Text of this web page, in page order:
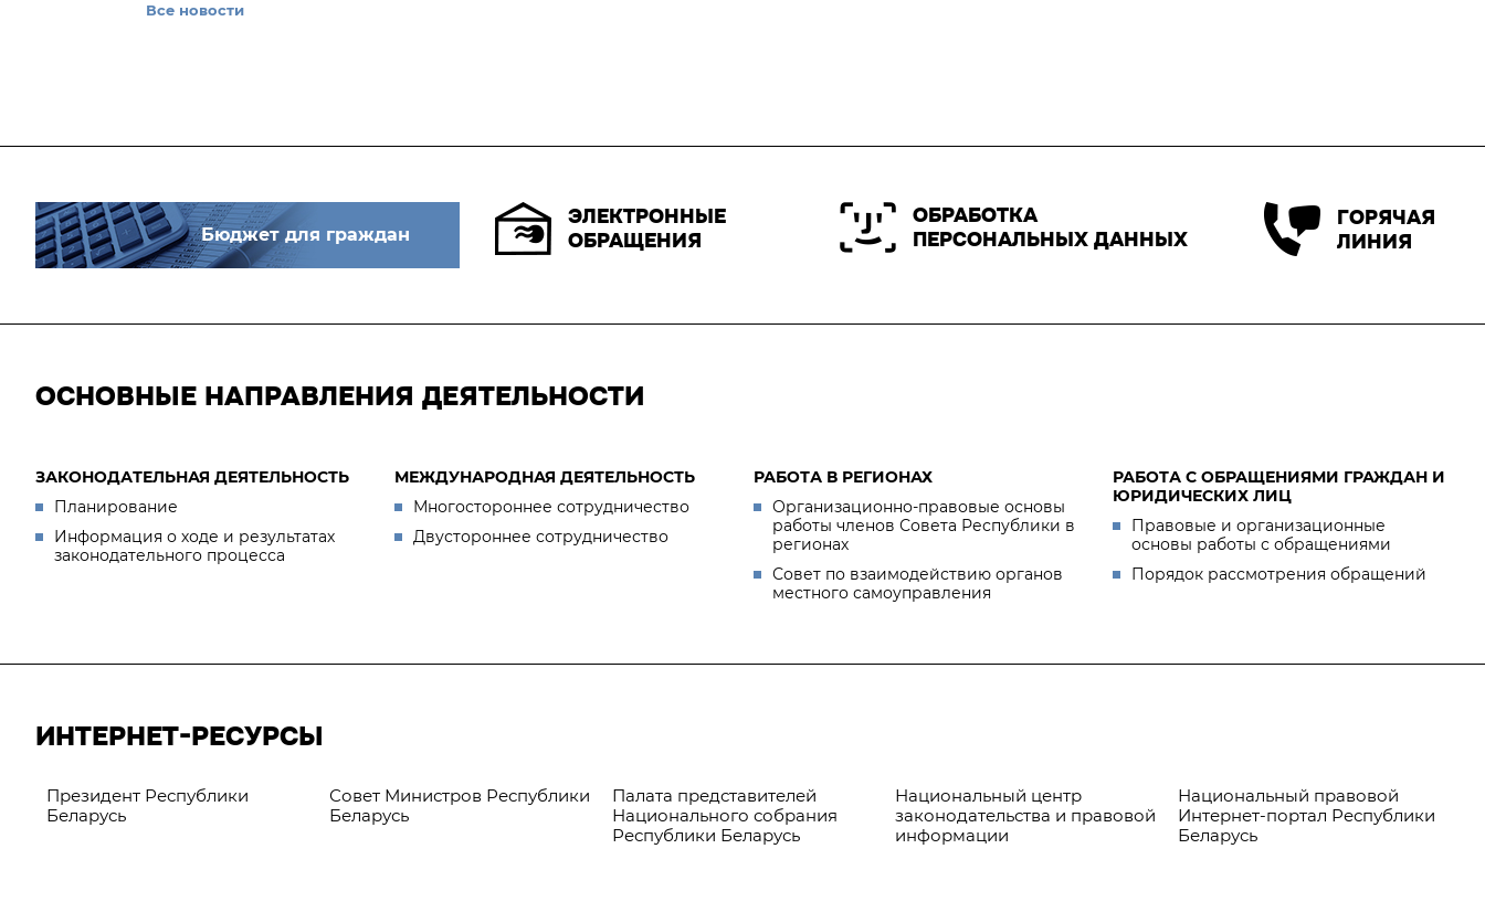
Все новости
Бюджет для граждан
ЭЛЕКТРОННЫЕ
ОБРАЩЕНИЯ
ОБРАБОТКА
ПЕРСОНАЛЬНЫХ ДАННЫХ
ГОРЯЧАЯ
ЛИНИЯ
ОСНОВНЫЕ НАПРАВЛЕНИЯ ДЕЯТЕЛЬНОСТИ
ЗАКОНОДАТЕЛЬНАЯ ДЕЯТЕЛЬНОСТЬ
Планирование
Информация о ходе и результатах
законодательного процесса
МЕЖДУНАРОДНАЯ ДЕЯТЕЛЬНОСТЬ
Многостороннее сотрудничество
Двустороннее сотрудничество
РАБОТА В РЕГИОНАХ
Организационно-правовые основы
работы членов Совета Республики в
регионах
Совет по взаимодействию органов
местного самоуправления
РАБОТА С ОБРАЩЕНИЯМИ ГРАЖДАН И
ЮРИДИЧЕСКИХ ЛИЦ
Правовые и организационные
основы работы с обращениями
Порядок рассмотрения обращений
ИНТЕРНЕТ-РЕСУРСЫ
Президент Республики
Беларусь
Совет Министров Республики
Беларусь
Палата представителей
Национального собрания
Республики Беларусь
Национальный центр
законодательства и правовой
информации
Национальный правовой
Интернет-портал Республики
Беларусь